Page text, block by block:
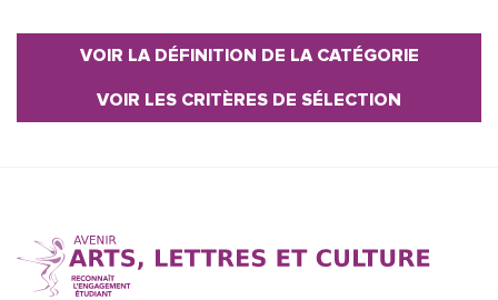
VOIR LA DÉFINITION DE LA CATÉGORIE
VOIR LES CRITÈRES DE SÉLECTION